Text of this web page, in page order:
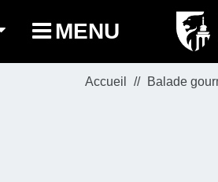
MENU
Accueil Balade